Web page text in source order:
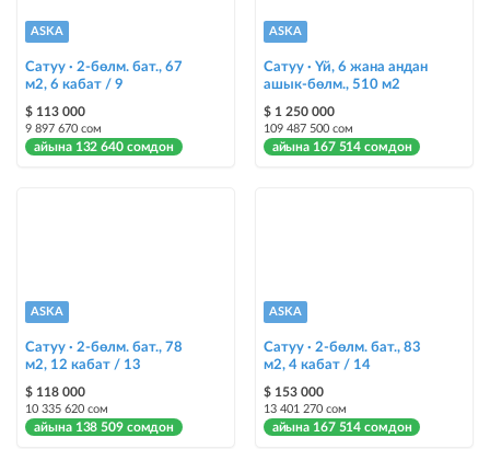
бөлүмүндө көрсөтүлөт
Чаптамалар
Опциялары бар жаркыраган стикерлер сиздин мүлкүңүздү
башкалардан өзгөчөлөнтүп, аны тезирээк сатууга жардам берет
ASKA
Сатуу · 2-бөлм. бат., 67
м2, 6 кабат / 9
$ 113 000
9 897 670 сом
айына 132 640 сомдон
ASKA
Сатуу · Үй, 6 жана андан
ашык-бөлм., 510 м2
$ 1 250 000
109 487 500 сом
айына 167 514 сомдон
ASKA
Сатуу · 2-бөлм. бат., 78
м2, 12 кабат / 13
$ 118 000
10 335 620 сом
айына 138 509 сомдон
ASKA
Сатуу · 2-бөлм. бат., 83
м2, 4 кабат / 14
$ 153 000
13 401 270 сом
айына 167 514 сомдон